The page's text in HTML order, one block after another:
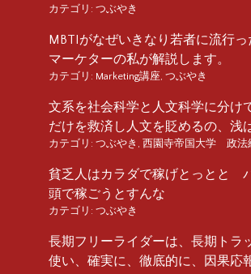
カテゴリ: つぶやき
MBTIがなぜいきなり若者に流行っ
マーケターの私が解説します。
カテゴリ: Marketing講座 つぶやき
文系を社会科学と人文科学に分け
だけを救済し人文を貶めるの、浅
カテゴリ: つぶやき 西園寺帝国大学 政法
貧乏人はカラダで稼げとっとと
頭で稼ごうとすんな
カテゴリ: つぶやき
長期フリーライダーは、長期トラ
使い、確実に、徹底的に、因果応